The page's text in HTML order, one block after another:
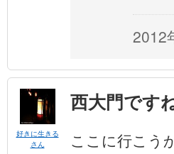
2012
好きに生きる
さん
西大門ですね
ここに行こう